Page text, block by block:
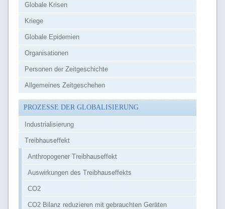
Globale Krisen
Kriege
Globale Epidemien
Organisationen
Personen der Zeitgeschichte
Allgemeines Zeitgeschehen
PROZESSE DER GLOBALISIERUNG
Industrialisierung
Treibhauseffekt
Anthropogener Treibhauseffekt
Auswirkungen des Treibhauseffekts
CO2
CO2 Bilanz reduzieren mit gebrauchten Geräten